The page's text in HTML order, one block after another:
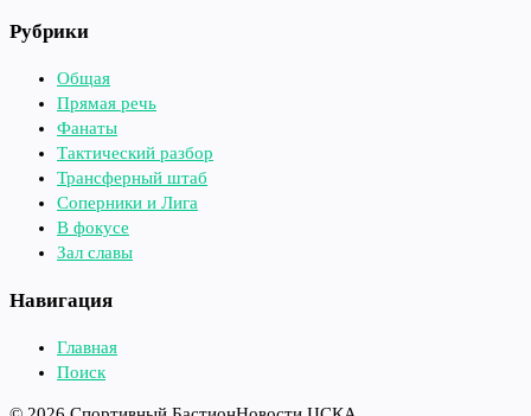
Рубрики
Общая
Прямая речь
Фанаты
Тактический разбор
Трансферный штаб
Соперники и Лига
В фокусе
Зал славы
Навигация
Главная
Поиск